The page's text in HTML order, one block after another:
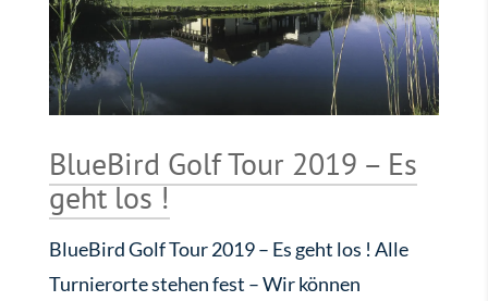
BlueBird Golf Tour 2019 – Es
geht los !
BlueBird Golf Tour 2019 – Es geht los ! Alle
Turnierorte stehen fest – Wir können